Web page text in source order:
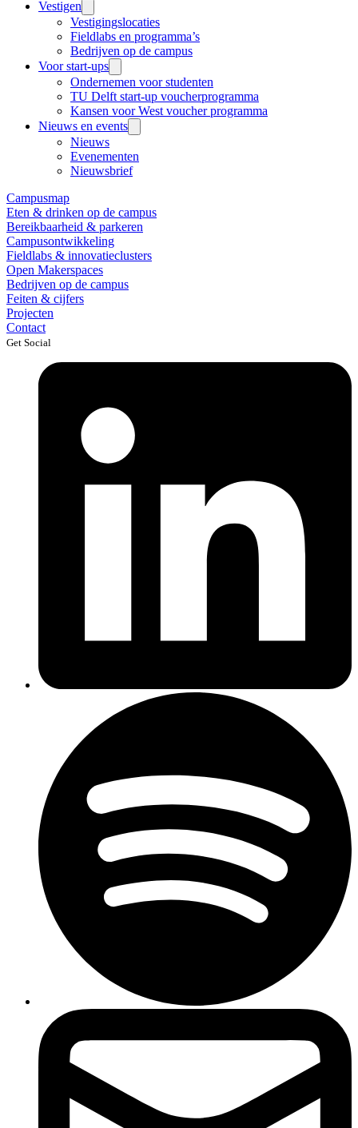
Vestigen
Vestigingslocaties
Fieldlabs en programma’s
Bedrijven op de campus
Voor start-ups
Ondernemen voor studenten
TU Delft start-up voucherprogramma
Kansen voor West voucher programma
Nieuws en events
Nieuws
Evenementen
Nieuwsbrief
Campusmap
Eten & drinken op de campus
Bereikbaarheid & parkeren
Campusontwikkeling
Fieldlabs & innovatieclusters
Open Makerspaces
Bedrijven op de campus
Feiten & cijfers
Projecten
Contact
Get Social